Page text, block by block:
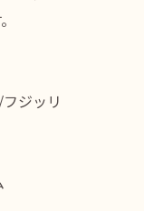
ジッリ